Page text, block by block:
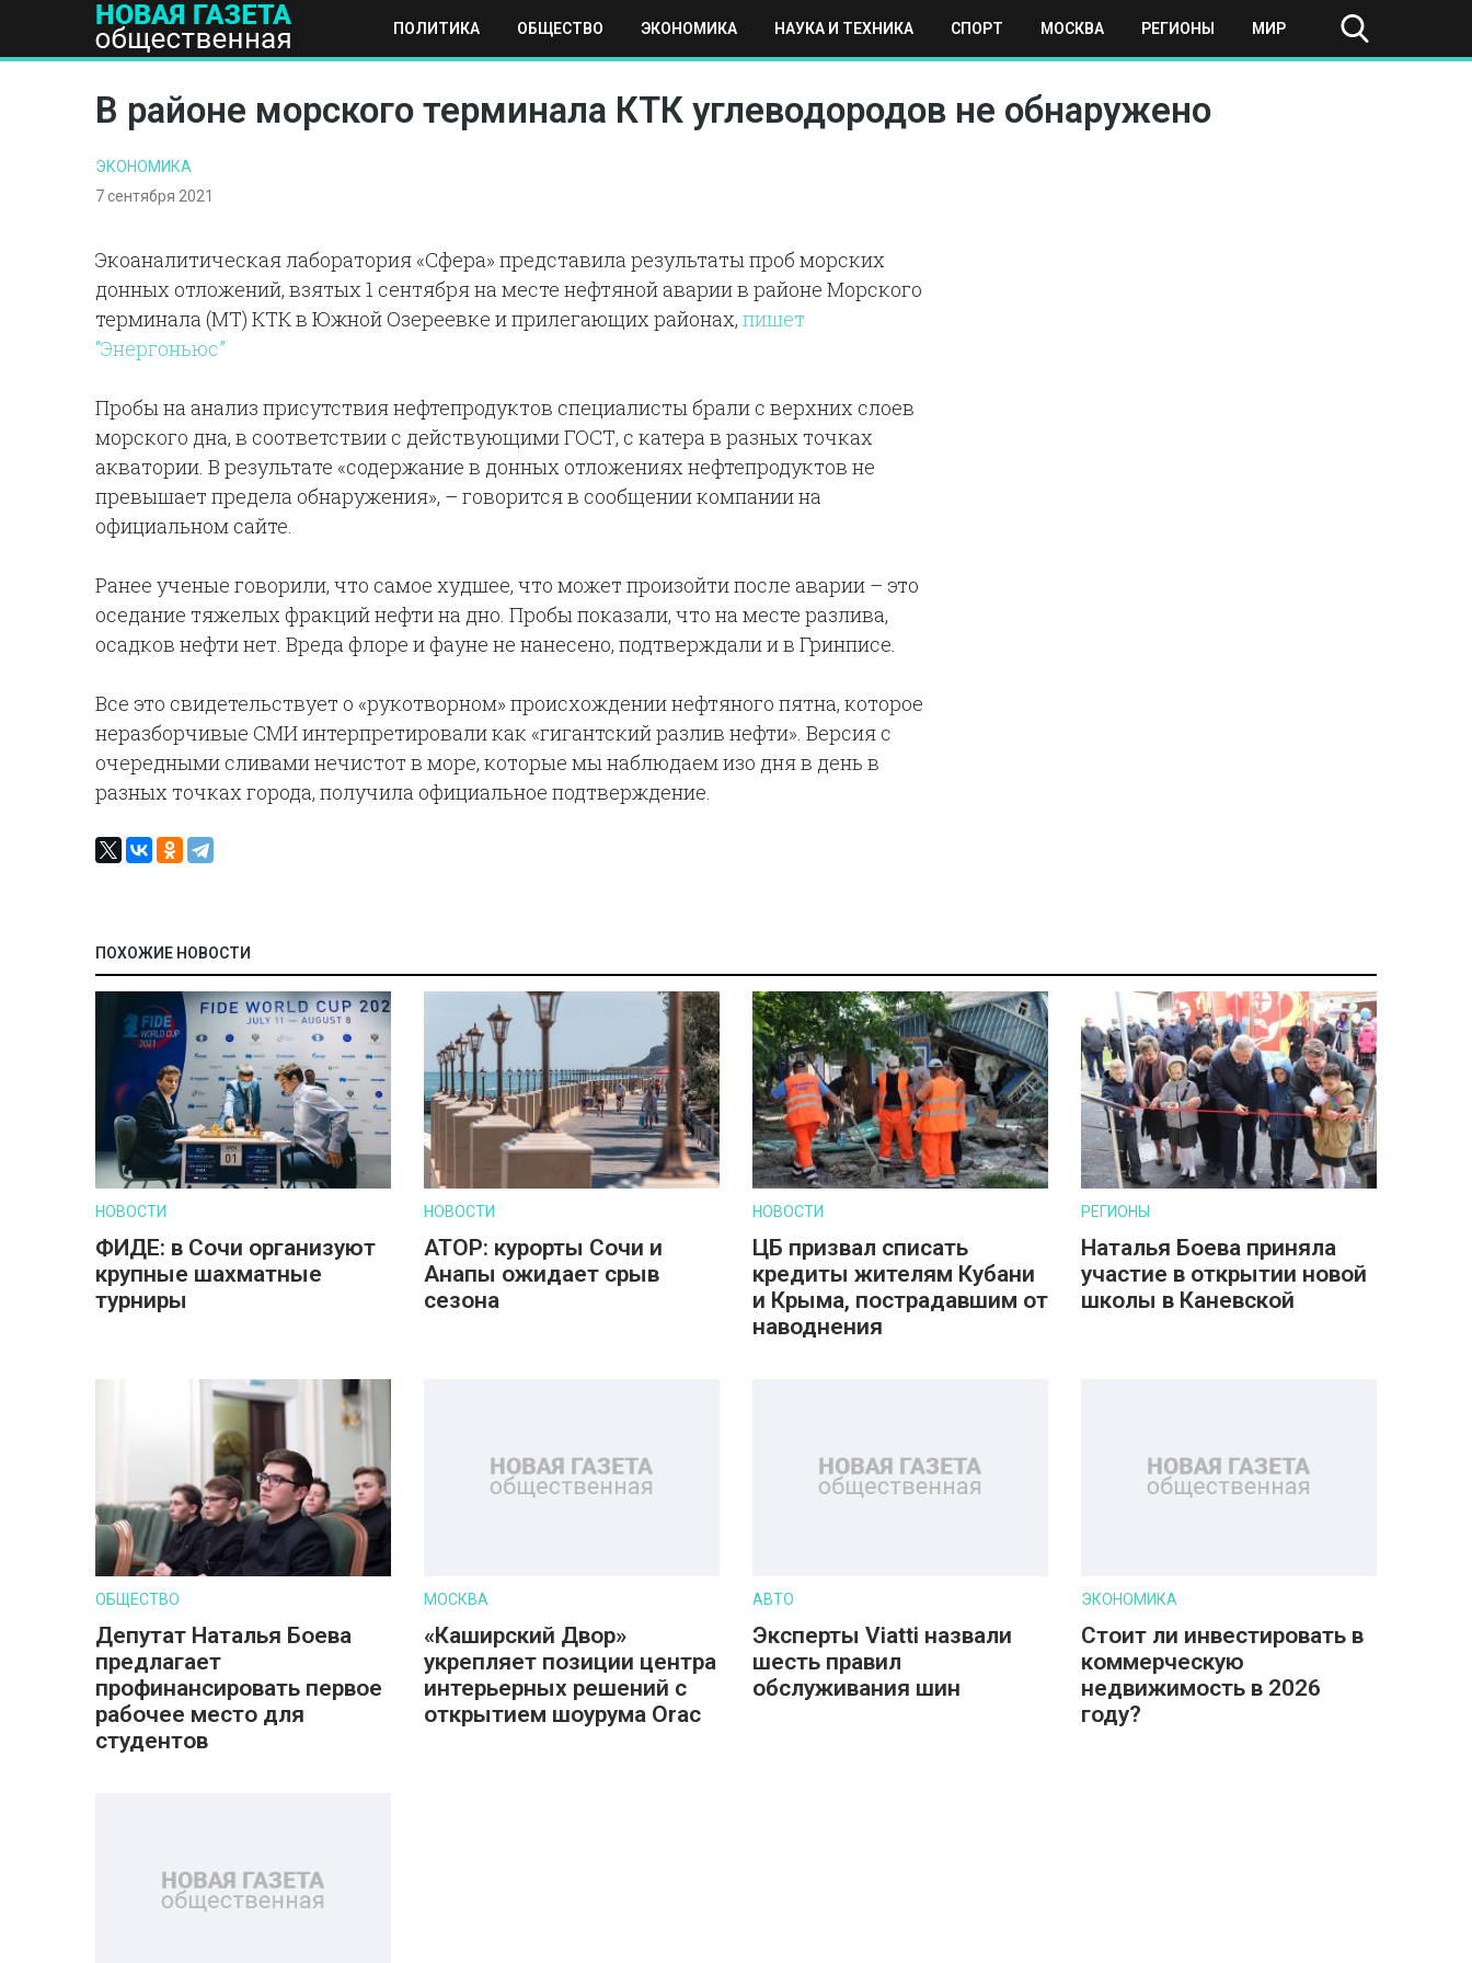
ПОЛИТИКА ОБЩЕСТВО ЭКОНОМИКА НАУКА И ТЕХНИКА СПОРТ МОСКВА РЕГИОНЫ МИР
ПОЛИТИКА ОБЩЕСТВО ЭКОНОМИКА НАУКА И ТЕХНИКА СПОРТ МОСКВА РЕГИОНЫ МИР
В районе морского терминала КТК углеводородов не обнаружено
ЭКОНОМИКА
7 сентября 2021
Экоаналитическая лаборатория «Сфера» представила результаты проб морских
донных отложений, взятых 1 сентября на месте нефтяной аварии в районе Морского
терминала (МТ) КТК в Южной Озереевке и прилегающих районах, пишет
“Энергоньюс”
Пробы на анализ присутствия нефтепродуктов специалисты брали с верхних слоев
морского дна, в соответствии с действующими ГОСТ, с катера в разных точках
акватории. В результате «содержание в донных отложениях нефтепродуктов не
превышает предела обнаружения», – говорится в сообщении компании на
официальном сайте.
Ранее ученые говорили, что самое худшее, что может произойти после аварии – это
оседание тяжелых фракций нефти на дно. Пробы показали, что на месте разлива,
осадков нефти нет. Вреда флоре и фауне не нанесено, подтверждали и в Гринписе.
Все это свидетельствует о «рукотворном» происхождении нефтяного пятна, которое
неразборчивые СМИ интерпретировали как «гигантский разлив нефти». Версия с
очередными сливами нечистот в море, которые мы наблюдаем изо дня в день в
разных точках города, получила официальное подтверждение.
ПОХОЖИЕ НОВОСТИ
НОВОСТИ
ФИДЕ: в Сочи организуют
крупные шахматные
турниры
НОВОСТИ
АТОР: курорты Сочи и
Анапы ожидает срыв
сезона
НОВОСТИ
ЦБ призвал списать
кредиты жителям Кубани
и Крыма, пострадавшим от
наводнения
РЕГИОНЫ
Наталья Боева приняла
участие в открытии новой
школы в Каневской
ОБЩЕСТВО
Депутат Наталья Боева
предлагает
профинансировать первое
рабочее место для
студентов
МОСКВА
«Каширский Двор»
укрепляет позиции центра
интерьерных решений с
открытием шоурума Orac
АВТО
Эксперты Viatti назвали
шесть правил
обслуживания шин
ЭКОНОМИКА
Стоит ли инвестировать в
коммерческую
недвижимость в 2026
году?